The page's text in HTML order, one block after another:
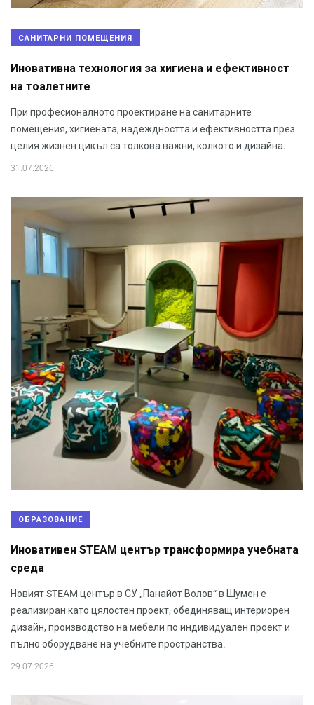
САНИТАРНИ ПОМЕЩЕНИЯ
Иновативна технология за хигиена и ефективност
на тоалетните
При професионалното проектиране на санитарните
помещения, хигиената, надеждността и ефективността през
целия жизнен цикъл са толкова важни, колкото и дизайна.
31.07.2026
ОБРАЗОВАНИЕ
Иновативен STEAM център трансформира учебната
среда
Новият STEAM център в СУ „Панайот Волов“ в Шумен е
реализиран като цялостен проект, обединяващ интериорен
дизайн, производство на мебели по индивидуален проект и
пълно оборудване на учебните пространства.
29.07.2026